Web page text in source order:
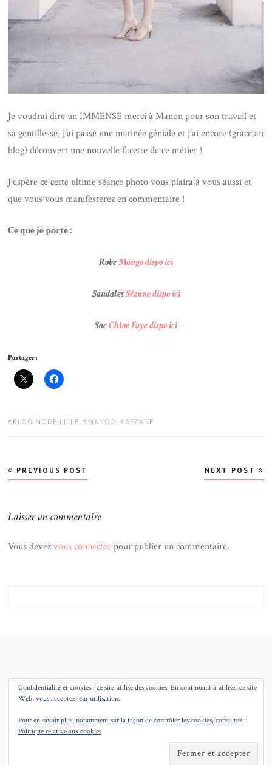
Je voudrai dire un IMMENSE merci à Manon pour son travail et
sa gentillesse, j’ai passé une matinée géniale et j’ai encore (grâce au
blog) découvert une nouvelle facette de ce métier !
J’espère ce cette ultime séance photo vous plaira à vous aussi et
que vous vous manifesterez en commentaire !
Ce que je porte :
RobeMango dispo ici
SandalesSézane dispo ici
SacChloé Faye dispo ici
Partager :
TAGS:
BLOG MODE LILLE , MANGO , SEZANE
Navigation
de
PREVIOUS POST NEXT POST
Laisser un commentaire
Vous devezvous connecterpour publier un commentaire.
JUSTGOODTHEMES.COM
Confidentialité et cookies : ce site utilise des cookies. En continuant à utiliser ce site
Web, vous acceptez leur utilisation.
Pour en savoir plus, notamment sur la façon de contrôler les cookies, consultez :
Politique relative aux cookies